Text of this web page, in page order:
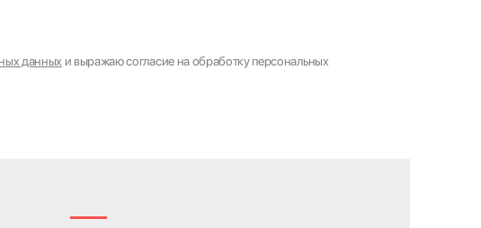
данных и выражаю согласие на обработку персональных